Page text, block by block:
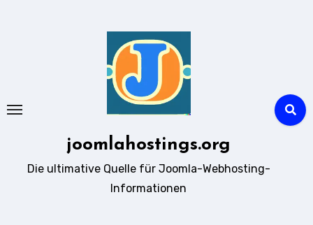
joomlahostings.org
Die ultimative Quelle für Joomla-Webhosting-
Informationen